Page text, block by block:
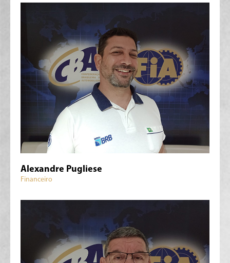
Alexandre Pugliese
Financeiro